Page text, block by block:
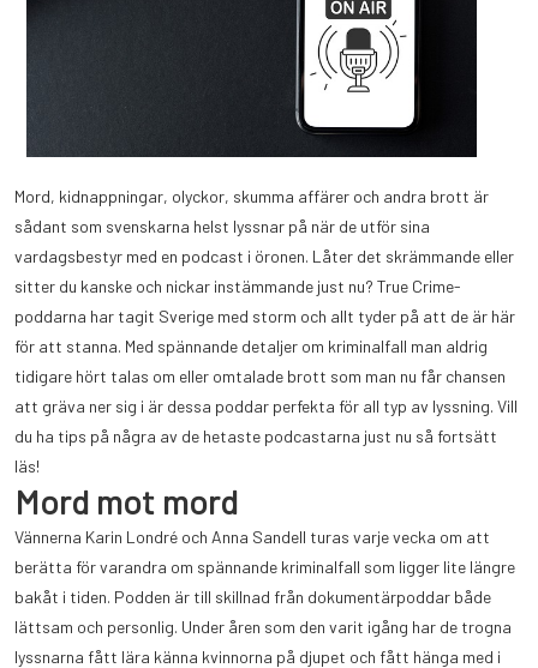
Mord, kidnappningar, olyckor, skumma affärer och andra brott är
sådant som svenskarna helst lyssnar på när de utför sina
vardagsbestyr med en podcast i öronen. Låter det skrämmande eller
sitter du kanske och nickar instämmande just nu? True Crime-
poddarna har tagit Sverige med storm och allt tyder på att de är här
för att stanna. Med spännande detaljer om kriminalfall man aldrig
tidigare hört talas om eller omtalade brott som man nu får chansen
att gräva ner sig i är dessa poddar perfekta för all typ av lyssning. Vill
du ha tips på några av de hetaste podcastarna just nu så fortsätt
läs!
Mord mot mord
Vännerna Karin Londré och Anna Sandell turas varje vecka om att
berätta för varandra om spännande kriminalfall som ligger lite längre
bakåt i tiden. Podden är till skillnad från dokumentärpoddar både
lättsam och personlig. Under åren som den varit igång har de trogna
lyssnarna fått lära känna kvinnorna på djupet och fått hänga med i